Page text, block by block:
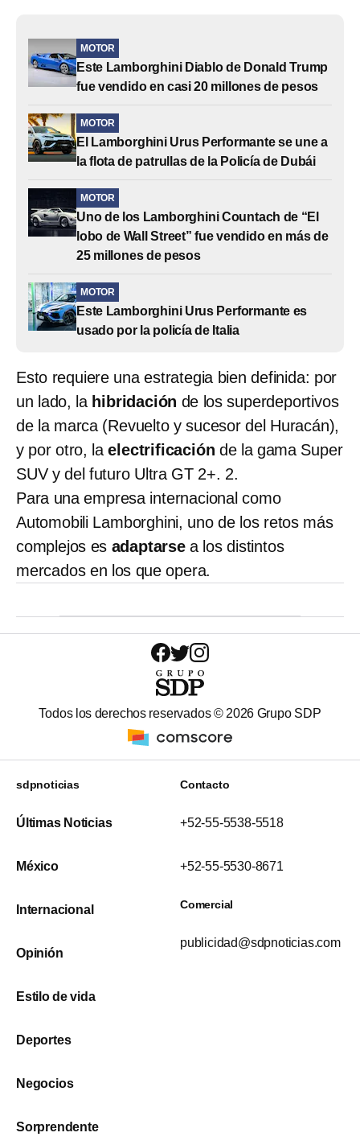
MOTOR
Este Lamborghini Diablo de Donald Trump
fue vendido en casi 20 millones de pesos
MOTOR
El Lamborghini Urus Performante se une a
la flota de patrullas de la Policía de Dubái
MOTOR
Uno de los Lamborghini Countach de “El
lobo de Wall Street” fue vendido en más de
25 millones de pesos
MOTOR
Este Lamborghini Urus Performante es
usado por la policía de Italia
Esto requiere una estrategia bien definida: por
un lado, la hibridación de los superdeportivos
de la marca (Revuelto y sucesor del Huracán),
y por otro, laelectrificación de la gama Super
SUV y del futuro Ultra GT 2+. 2.
Para una empresa internacional como
Automobili Lamborghini, uno de los retos más
complejos es adaptarsea los distintos
mercados en los que opera.
Todos los derechos reservados © 2026 Grupo SDP
sdpnoticias
Últimas Noticias
México
Internacional
Opinión
Estilo de vida
Deportes
Negocios
Sorprendente
Contacto
+52-55-5538-5518
+52-55-5530-8671
Comercial
publicidad@sdpnoticias.com